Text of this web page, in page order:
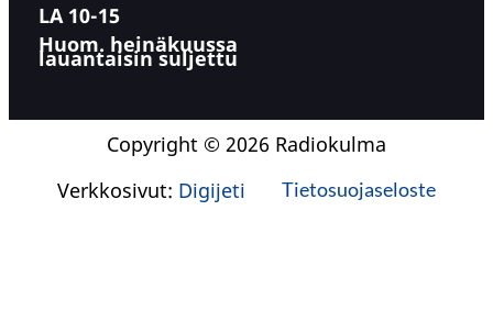
LA 10-15
Huom. heinäkuussa
lauantaisin suljettu
Copyright © 2026 Radiokulma
Verkkosivut: Digijeti Tietosuojaseloste